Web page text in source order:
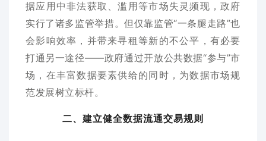
据应用中非法获取、滥用等市场失灵频现，政府
实行了诸多监管举措。但仅靠监管“一条腿走路”也
会影响效率，并带来寻租等新的不公平，有必要
打通另一途径——政府通过开放公共数据“参与”市
场，在丰富数据要素供给的同时，为数据市场规
范发展树立标杆。
二、建立健全数据流通交易规则